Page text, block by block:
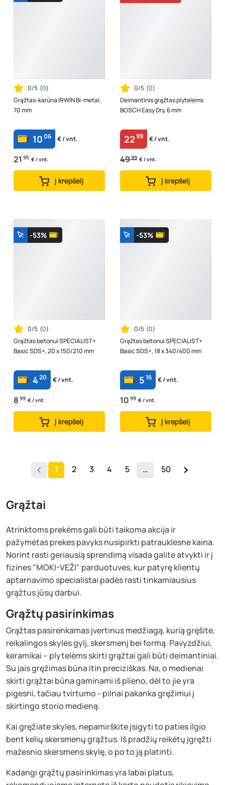
0/5 (0)
Grąžtas-karūna IRWIN Bi-metal,
70 mm
1006 € / vnt.
21 95 € / vnt.
Į krepšelį
0/5 (0)
Deimantinis grąžtas plytelėms
BOSCH Easy Dry, 6 mm
2299 € / vnt.
4999 € / vnt.
Į krepšelį
-53%
0/5 (0)
Grąžtas betonui SPECIALIST+
Basic SDS+, 20 x 150/210 mm
420 € / vnt.
8 99 € / vnt.
Į krepšelį
-53%
0/5 (0)
Grąžtas betonui SPECIALIST+
Basic SDS+, 18 x 340/400 mm
516 € / vnt.
10 99 € / vnt.
Į krepšelį
1 2 3 4 5 … 50
Grąžtai
Atrinktoms prekėms gali būti taikoma akcija ir
pažymėtas prekes pavyks nusipirkti patrauklesne kaina.
Norint rasti geriausią sprendimą visada galite atvykti ir į
fizines "MOKI-VEŽI" parduotuves, kur patyrę klientų
aptarnavimo specialistai padės rasti tinkamiausius
grąžtus jūsų darbui.
Grąžtų pasirinkimas
Grąžtas pasirenkamas įvertinus medžiagą, kurią gręšite,
reikalingos skylės gylį, skersmenį bei formą. Pavyzdžiui,
keramikai – plytelėms skirti grąžtai gali būti deimantiniai.
Su jais gręžimas būna itin preciziškas. Na, o medienai
skirti grąžtai būna gaminami iš plieno, dėl to jie yra
pigesni, tačiau tvirtumo - pilnai pakanka gręžimui į
skirtingo storio medieną.
Kai gręžiate skyles, nepamirškite įsigyti to paties ilgio
bent kelių skersmenų grąžtus. Iš pradžių reikėtų įgręžti
mažesnio skersmens skylę, o po to ją platinti.
Kadangi grąžtų pasirinkimas yra labai platus,